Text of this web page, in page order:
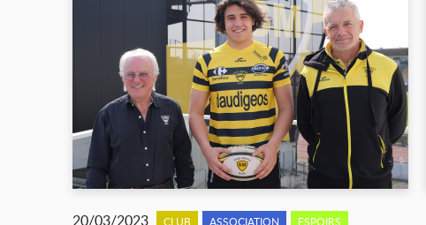
20/03/2023 CLUB ASSOCIATION ESPOIRS